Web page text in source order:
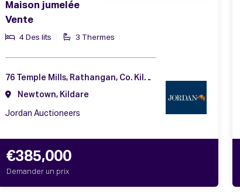
Maison jumelée
Vente
4 Des lits 3 Thermes
76 Temple Mills, Rathangan, Co. Kildare, R51 F992
Newtown, Kildare
Jordan Auctioneers
€385,000
Demander un prix